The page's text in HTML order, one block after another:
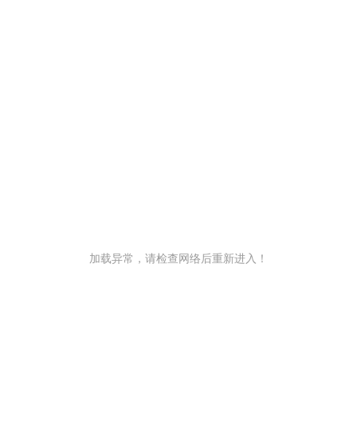
加载异常，请检查网络后重新进入！